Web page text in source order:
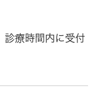
診療時間内に受付